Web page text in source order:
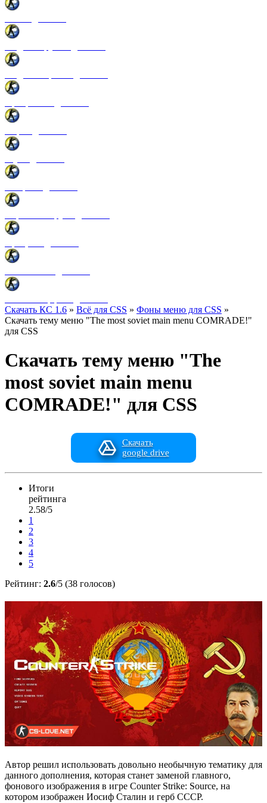
Скачать КС 1.6 » Всё для CSS » Фоны меню для CSS »
Скачать тему меню "The most soviet main menu COMRADE!"
для CSS
Скачать тему меню "The
most soviet main menu
COMRADE!" для CSS
Скачать
google drive
Итоги
рейтинга
2.58/5
1
2
3
4
5
Рейтинг: 2.6/5 (38 голосов)
Автор решил использовать довольно необычную тематику для
данного дополнения, которая станет заменой главного,
фонового изображения в игре Counter Strike: Source, на
котором изображен Иосиф Сталин и герб СССР.